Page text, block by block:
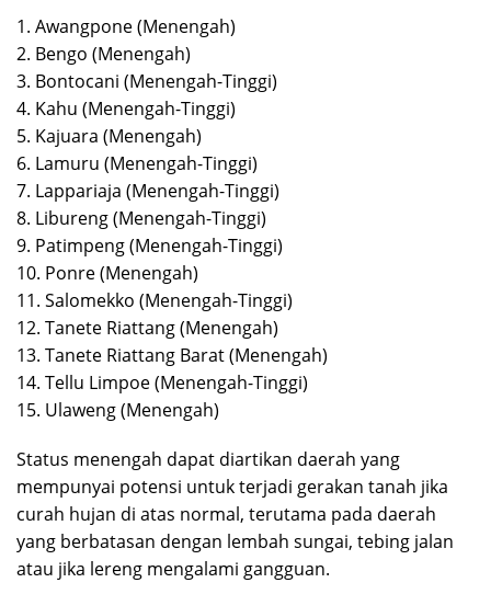
1. Awangpone (Menengah)
2. Bengo (Menengah)
3. Bontocani (Menengah-Tinggi)
4. Kahu (Menengah-Tinggi)
5. Kajuara (Menengah)
6. Lamuru (Menengah-Tinggi)
7. Lappariaja (Menengah-Tinggi)
8. Libureng (Menengah-Tinggi)
9. Patimpeng (Menengah-Tinggi)
10. Ponre (Menengah)
11. Salomekko (Menengah-Tinggi)
12. Tanete Riattang (Menengah)
13. Tanete Riattang Barat (Menengah)
14. Tellu Limpoe (Menengah-Tinggi)
15. Ulaweng (Menengah)
Status menengah dapat diartikan daerah yang
mempunyai potensi untuk terjadi gerakan tanah jika
curah hujan di atas normal, terutama pada daerah
yang berbatasan dengan lembah sungai, tebing jalan
atau jika lereng mengalami gangguan.